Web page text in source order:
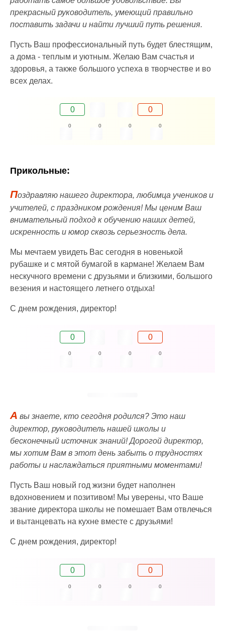
прекрасный руководитель, умеющий правильно
поставить задачи и найти лучший путь решения.
Пусть Ваш профессиональный путь будет блестящим,
а дома - теплым и уютным. Желаю Вам счастья и
здоровья, а также большого успеха в творчестве и во
всех делах.
0 0
0 0 0 0
Прикольные:
Поздравляю нашего директора, любимца учеников и
учителей, с праздником рождения! Мы ценим Ваш
внимательный подход к обучению наших детей,
искренность и юмор сквозь серьезность дела.
Мы мечтаем увидеть Вас сегодня в новенькой
рубашке и с мятой бумагой в кармане! Желаем Вам
нескучного времени с друзьями и близкими, большого
везения и настоящего летнего отдыха!
С днем рождения, директор!
0 0
0 0 0 0
А вы знаете, кто сегодня родился? Это наш
директор, руководитель нашей школы и
бесконечный источник знаний! Дорогой директор,
мы хотим Вам в этот день забыть о трудностях
работы и наслаждаться приятными моментами!
Пусть Ваш новый год жизни будет наполнен
вдохновением и позитивом! Мы уверены, что Ваше
звание директора школы не помешает Вам отвлечься
и вытанцевать на кухне вместе с друзьями!
С днем рождения, директор!
0 0
0 0 0 0